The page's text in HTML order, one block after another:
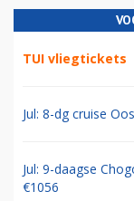
TUI vliegtickets
Jul: 8-dg cruise
Jul: 9-daagse
€1056